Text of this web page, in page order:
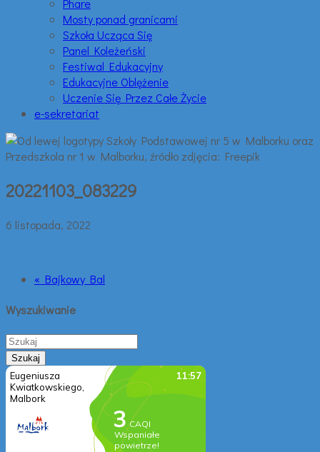
Phare
Mosty ponad granicami
Szkoła Ucząca Się
Panel Koleżeński
Festiwal Edukacyjny
Edukacyjne Oblężenie
Uczenie Się Przez Całe Życie
e-sekretariat
20221103_083229
6 listopada, 2022
« Bajkowy Bal
Wyszukiwanie